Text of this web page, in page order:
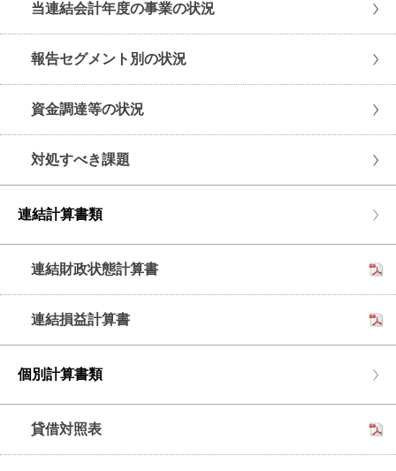
当連結会計年度の事業の状況
報告セグメント別の状況
資金調達等の状況
対処すべき課題
連結計算書類
連結財政状態計算書
連結損益計算書
個別計算書類
貸借対照表